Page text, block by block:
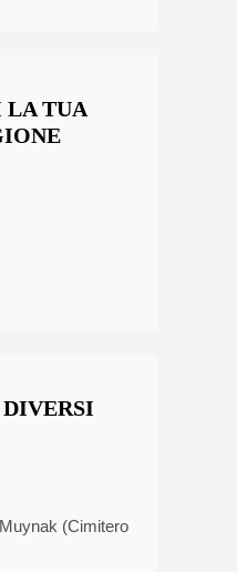
LA TUA
(Cimitero